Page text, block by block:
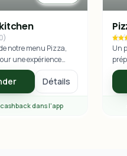
)
notre menu Pizza,
une expérience
Détails
dans l'app
Un